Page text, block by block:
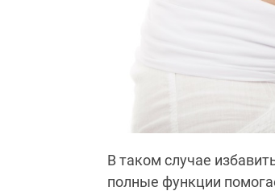
В таком случае
полные функции